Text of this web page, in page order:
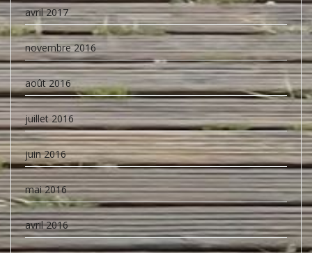
avril 2017
novembre 2016
août 2016
juillet 2016
juin 2016
mai 2016
avril 2016